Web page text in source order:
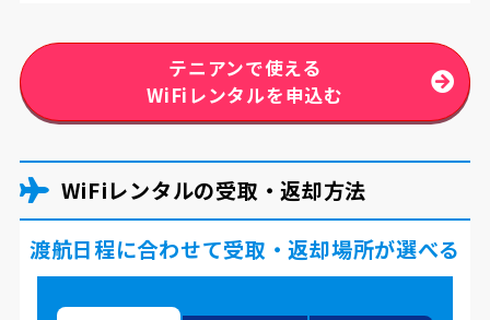
テニアンで使える
WiFiレンタルを申込む
WiFiレンタルの受取・返却方法
渡航日程に合わせて受取・返却場所が選べる